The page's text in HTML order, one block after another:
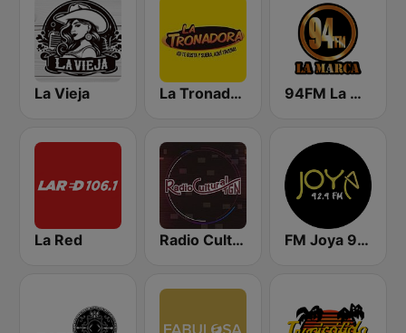
La Vieja La Tronadora 94FM La Marca
La Red Radio Cultural TGN FM Joya 92.9